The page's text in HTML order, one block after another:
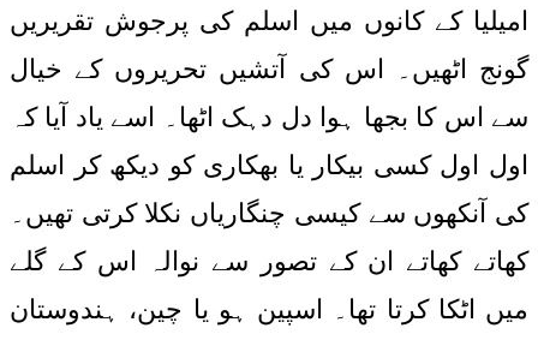
امیلیا کے کانوں میں اسلم کی پرجوش تقریریں
گونج اٹھیں۔ اس کی آتشیں تحریروں کے خیال
سے اس کا بجھا ہوا دل دہک اٹھا۔ اسے یاد آیا کہ
اول اول کسی بیکار یا بھکاری کو دیکھ کر اسلم
کی آنکھوں سے کیسی چنگاریاں نکلا کرتی تھیں۔
کھاتے کھاتے ان کے تصور سے نوالہ اس کے گلے
میں اٹکا کرتا تھا۔ اسپین ہو یا چین، ہندوستان